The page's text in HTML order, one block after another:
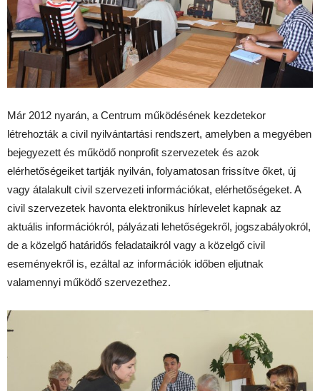
Már 2012 nyarán, a Centrum működésének kezdetekor
létrehozták a civil nyilvántartási rendszert, amelyben a megyében
bejegyezett és működő nonprofit szervezetek és azok
elérhetőségeiket tartják nyilván, folyamatosan frissítve őket, új
vagy átalakult civil szervezeti információkat, elérhetőségeket. A
civil szervezetek havonta elektronikus hírlevelet kapnak az
aktuális információkról, pályázati lehetőségekről, jogszabályokról,
de a közelgő határidős feladataikról vagy a közelgő civil
eseményekről is, ezáltal az információk időben eljutnak
valamennyi működő szervezethez.